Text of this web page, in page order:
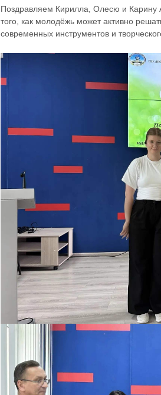
Поздравляем Кирилла, Олесю и
того, как молодёжь может активно
современных инструментов и